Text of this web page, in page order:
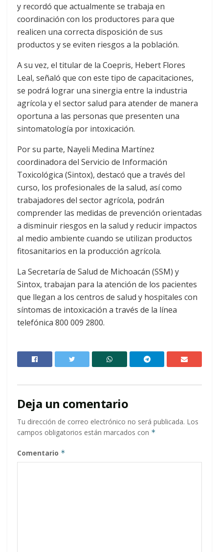
y recordó que actualmente se trabaja en
coordinación con los productores para que
realicen una correcta disposición de sus
productos y se eviten riesgos a la población.
A su vez, el titular de la Coepris, Hebert Flores
Leal, señaló que con este tipo de capacitaciones,
se podrá lograr una sinergia entre la industria
agrícola y el sector salud para atender de manera
oportuna a las personas que presenten una
sintomatología por intoxicación.
Por su parte, Nayeli Medina Martínez
coordinadora del Servicio de Información
Toxicológica (Sintox), destacó que a través del
curso, los profesionales de la salud, así como
trabajadores del sector agrícola, podrán
comprender las medidas de prevención orientadas
a disminuir riesgos en la salud y reducir impactos
al medio ambiente cuando se utilizan productos
fitosanitarios en la producción agrícola.
La Secretaría de Salud de Michoacán (SSM) y
Sintox, trabajan para la atención de los pacientes
que llegan a los centros de salud y hospitales con
síntomas de intoxicación a través de la línea
telefónica 800 009 2800.
Deja un comentario
Tu dirección de correo electrónico no será publicada. Los
campos obligatorios están marcados con *
Comentario *